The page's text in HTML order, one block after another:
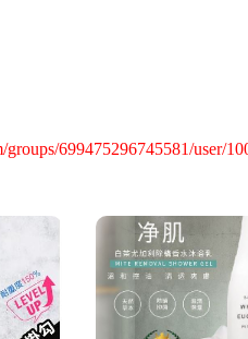
699475296745581/user/